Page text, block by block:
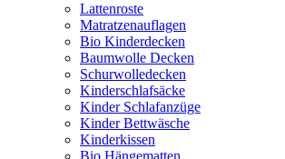
Lattenroste
Matratzenauflagen
Bio Kinderdecken
Baumwolle Decken
Schurwolledecken
Kinderschlafsäcke
Kinder Schlafanzüge
Kinder Bettwäsche
Kinderkissen
Bio Hängematten